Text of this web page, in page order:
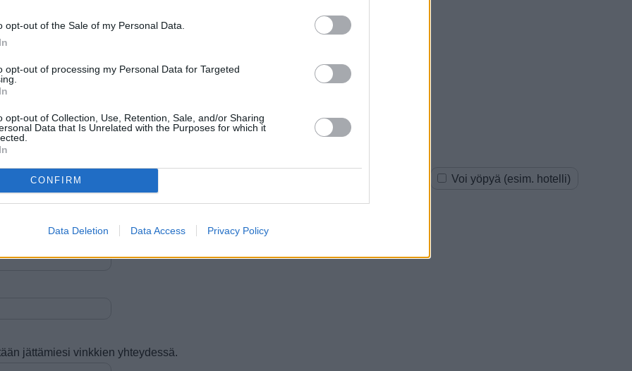
opt-out of the Sale of my Personal Data.
opt-out of processing my Personal Data for Targeted
opt-out of Collection, Use, Retention, Sale, and/or Sharing
Data that Is Unrelated with the Purposes for which it
CONFIRM
Data Deletion Data Access Privacy Policy
( 0 / 500 merkkiä käytetty )
Siellä voi ruokailla (esim. ravintola) Voi yöpyä (esim. hotelli)
Rauhallinen Hyvä lapsiperheille
jättämiesi vinkkien yhteydessä.